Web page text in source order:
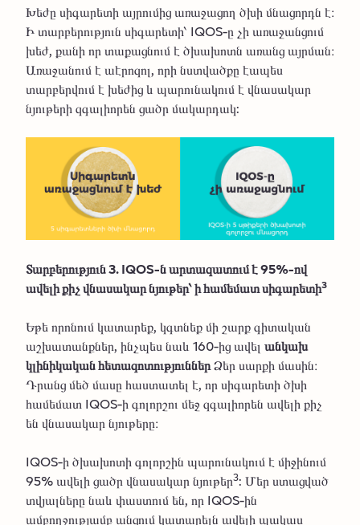
Խեժը սիգարետի այրումից առաջացող ծխի մնացորդն է։
Ի տարբերություն սիգարետի՝ IQOS-ը չի առաջանցում
խեժ, քանի որ տաքացնում է ծխախոտն առանց այրման։
Առաջանում է աէրոզոլ, որի նստվածքը էապես
տարբերվում է խեժից և պարունակում է վնասակար
նյութերի զգալիորեն ցածր մակարդակ:
Տարբերություն 3. IQOS-ն արտազատում է 95%-ով
ավելի քիչ վնասակար նյութեր՝ ի համեմատ սիգարետի3
Եթե որոնում կատարեք, կգտնեք մի շարք գիտական
աշխատանքներ, ինչպես նաև 160-ից ավել անկախ
կլինիկական հետազոտություններՁեր սարքի մասին։
Դրանց մեծ մասը հաստատել է, որ սիգարետի ծխի
համեմատ IQOS-ի գոլորշու մեջ զգալիորեն ավելի քիչ
են վնասակար նյութերը։
IQOS-ի ծխախոտի գոլորշին պարունակում է միջինում
95% ավելի ցածր վնասակար նյութեր3: Մեր ստացված
տվյալները նաև փաստում են, որ IQOS-ին
ամբողջությամբ անցում կատարելն ավելի պակաս